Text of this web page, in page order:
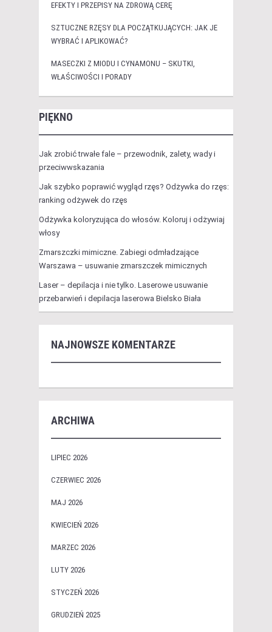
EFEKTY I PRZEPISY NA ZDROWĄ CERĘ
SZTUCZNE RZĘSY DLA POCZĄTKUJĄCYCH: JAK JE
WYBRAĆ I APLIKOWAĆ?
MASECZKI Z MIODU I CYNAMONU – SKUTKI,
WŁAŚCIWOŚCI I PORADY
PIĘKNO
Jak zrobić trwałe fale – przewodnik, zalety, wady i
przeciwwskazania
Jak szybko poprawić wygląd rzęs? Odżywka do rzęs:
ranking odżywek do rzęs
Odżywka koloryzująca do włosów. Koloruj i odżywiaj
włosy
Zmarszczki mimiczne. Zabiegi odmładzające
Warszawa – usuwanie zmarszczek mimicznych
Laser – depilacja i nie tylko. Laserowe usuwanie
przebarwień i depilacja laserowa Bielsko Biała
NAJNOWSZE KOMENTARZE
ARCHIWA
LIPIEC 2026
CZERWIEC 2026
MAJ 2026
KWIECIEŃ 2026
MARZEC 2026
LUTY 2026
STYCZEŃ 2026
GRUDZIEŃ 2025